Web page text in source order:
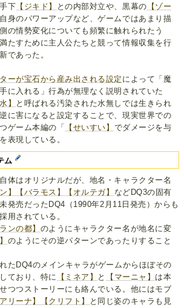
下 【ジキド】 との内部対立や、黒幕の 【ゾー
身のパワーアップなど、ゲームではあまり描
の情勢変化についても頻繁に触れられたう
たすために主人公たちと競って情報収集を行
であった。
ーが宝石から産み出される設定によって「魔
に入れる」行為が無理なく説明されていた
】
と呼ばれる汚染された水無しでは生きられ
に害になると設定することで、現実世界での
ゲーム本編の「
【せいすい】 でダメージを与
表現している。
ム
体はオリジナルだが、地名・キャラクター名
】 【バラモス】 【オルテガ】 などDQ3の固有
発売だったDQ4（1990年2月11日発売）からも
用されている。
ンの都】 のようにキャラクター名が地名に変
のようにその逆パターンであったりすること
たDQ4のメインキャラがゲームからほぼその
ており、特に
【ミネア】 と 【マーニャ】 は本
つつストーリーにも絡んでいる。他にはモブ
アリーナ】 【クリフト】
と同じ姿のキャラも見